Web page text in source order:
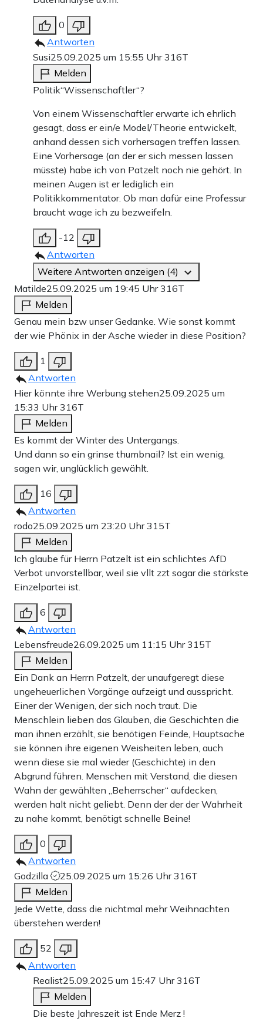
0
Antworten
Susi25.09.2025 um 15:55 Uhr316T
Melden
Politik“Wissenschaftler“?
Von einem Wissenschaftler erwarte ich ehrlich
gesagt, dass er ein/e Model/Theorie entwickelt,
anhand dessen sich vorhersagen treffen lassen.
Eine Vorhersage (an der er sich messen lassen
müsste) habe ich von Patzelt noch nie gehört. In
meinen Augen ist er lediglich ein
Politikkommentator. Ob man dafür eine Professur
braucht wage ich zu bezweifeln.
-12
Antworten
Weitere Antworten anzeigen (4)
Matilde25.09.2025 um 19:45 Uhr316T
Melden
Genau mein bzw unser Gedanke. Wie sonst kommt
der wie Phönix in der Asche wieder in diese Position?
1
Antworten
Hier könnte ihre Werbung stehen25.09.2025 um
15:33 Uhr316T
Melden
Es kommt der Winter des Untergangs.
Und dann so ein grinse thumbnail? Ist ein wenig,
sagen wir, unglücklich gewählt.
16
Antworten
rodo25.09.2025 um 23:20 Uhr315T
Melden
Ich glaube für Herrn Patzelt ist ein schlichtes AfD
Verbot unvorstellbar, weil sie vllt zzt sogar die stärkste
Einzelpartei ist.
6
Antworten
Lebensfreude26.09.2025 um 11:15 Uhr315T
Melden
Ein Dank an Herrn Patzelt, der unaufgeregt diese
ungeheuerlichen Vorgänge aufzeigt und ausspricht.
Einer der Wenigen, der sich noch traut. Die
Menschlein lieben das Glauben, die Geschichten die
man ihnen erzählt, sie benötigen Feinde, Hauptsache
sie können ihre eigenen Weisheiten leben, auch
wenn diese sie mal wieder (Geschichte) in den
Abgrund führen. Menschen mit Verstand, die diesen
Wahn der gewählten „Beherrscher“ aufdecken,
werden halt nicht geliebt. Denn der der der Wahrheit
zu nahe kommt, benötigt schnelle Beine!
0
Antworten
Godzilla
25.09.2025 um 15:26 Uhr316T
Melden
Jede Wette, dass die nichtmal mehr Weihnachten
überstehen werden!
52
Antworten
Realist25.09.2025 um 15:47 Uhr316T
Melden
Die beste Jahreszeit ist Ende Merz !